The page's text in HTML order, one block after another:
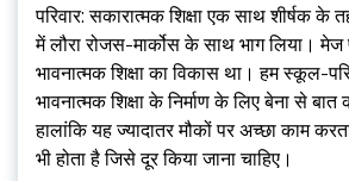
परिवार: सकारात्मक शिक्षा एक साथ शीर्षक के
में लौरा रोजस-मार्कोस के साथ भाग लिया।
भावनात्मक शिक्षा का विकास था। हम स्कूल-
भावनात्मक शिक्षा के निर्माण के लिए बेना से
हालांकि यह ज्यादातर मौकों पर अच्छा काम
भी होता है जिसे दूर किया जाना चाहिए।